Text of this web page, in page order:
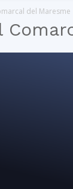
del Maresme